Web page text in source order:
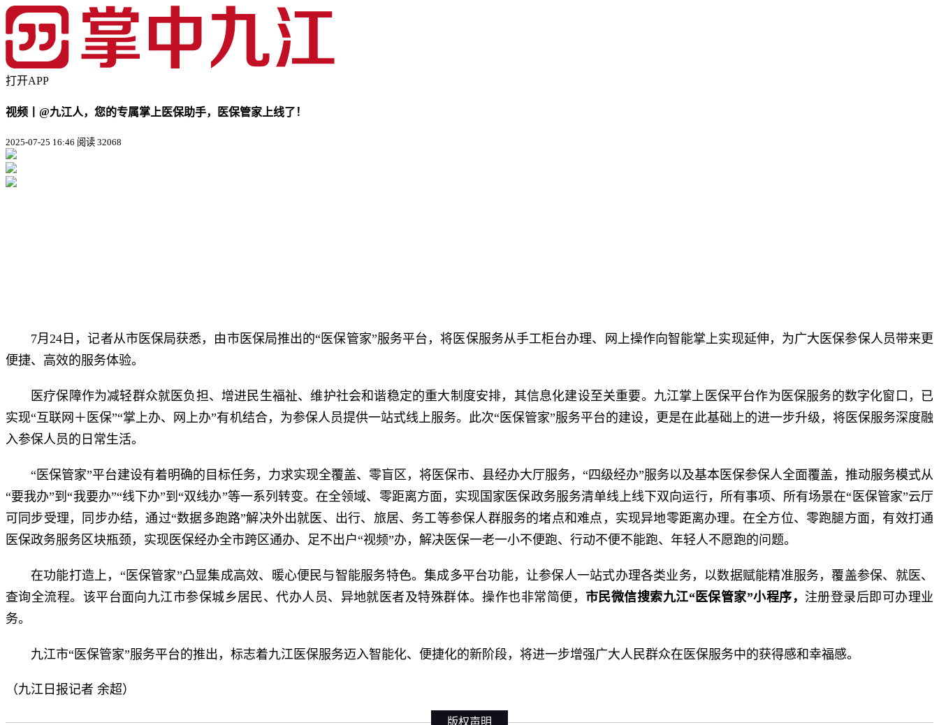
打开APP
视频丨@九江人，您的专属掌上医保助手，医保管家上线了！
2025-07-25 16:46 阅读 32068
7月24日，记者从市医保局获悉，由市医保局推出的“医保管家”服务平台，将医保服务从手工柜台办理、网上操作向智能掌上实现延伸，为广大医保参保人员带来更
便捷、高效的服务体验。
医疗保障作为减轻群众就医负担、增进民生福祉、维护社会和谐稳定的重大制度安排，其信息化建设至关重要。九江掌上医保平台作为医保服务的数字化窗口，已
实现“互联网＋医保”“掌上办、网上办”有机结合，为参保人员提供一站式线上服务。此次“医保管家”服务平台的建设，更是在此基础上的进一步升级，将医保服务深度融
入参保人员的日常生活。
“医保管家”平台建设有着明确的目标任务，力求实现全覆盖、零盲区，将医保市、县经办大厅服务，“四级经办”服务以及基本医保参保人全面覆盖，推动服务模式从
“要我办”到“我要办”“线下办”到“双线办”等一系列转变。在全领域、零距离方面，实现国家医保政务服务清单线上线下双向运行，所有事项、所有场景在“医保管家”云厅
可同步受理，同步办结，通过“数据多跑路”解决外出就医、出行、旅居、务工等参保人群服务的堵点和难点，实现异地零距离办理。在全方位、零跑腿方面，有效打通
医保政务服务区块瓶颈，实现医保经办全市跨区通办、足不出户“视频”办，解决医保一老一小不便跑、行动不便不能跑、年轻人不愿跑的问题。
在功能打造上，“医保管家”凸显集成高效、暖心便民与智能服务特色。集成多平台功能，让参保人一站式办理各类业务，以数据赋能精准服务，覆盖参保、就医、
查询全流程。该平台面向九江市参保城乡居民、代办人员、异地就医者及特殊群体。操作也非常简便， 市民微信搜索九江“医保管家”小程序， 注册登录后即可办理业
务。
九江市“医保管家”服务平台的推出，标志着九江医保服务迈入智能化、便捷化的新阶段，将进一步增强广大人民群众在医保服务中的获得感和幸福感。
（九江日报记者 余超）
版权声明